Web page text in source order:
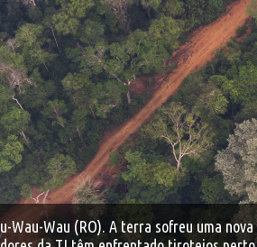
Wau-Wau (RO). A terra sofreu uma